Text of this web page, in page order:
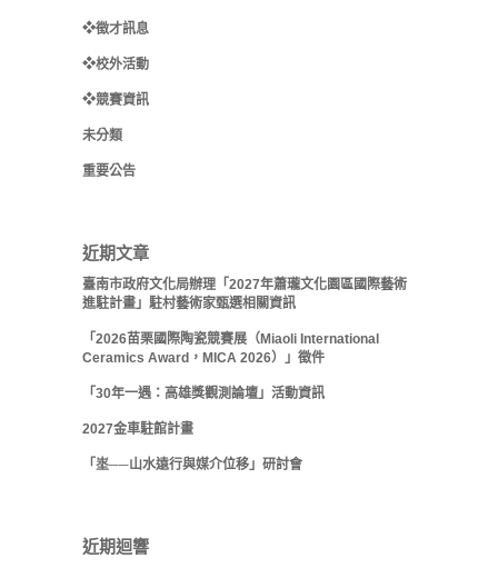
❖徵才訊息
❖校外活動
❖競賽資訊
未分類
重要公告
近期文章
臺南市政府文化局辦理「2027年蕭瓏文化園區國際藝術
進駐計畫」駐村藝術家甄選相關資訊
「2026苗栗國際陶瓷競賽展（Miaoli International
Ceramics Award，MICA 2026）」徵件
「30年一遇：高雄獎觀測論壇」活動資訊
2027金車駐館計畫
「埊──山水遠行與媒介位移」研討會
近期迴響